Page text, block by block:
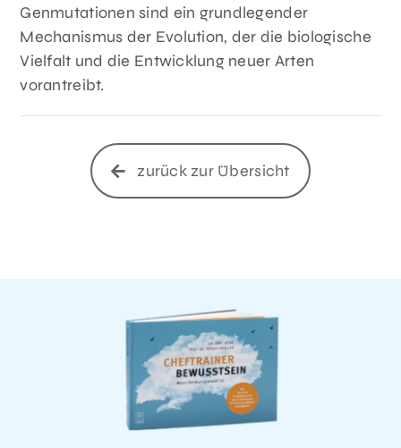
Genmutationen sind ein grundlegender
Mechanismus der Evolution, der die biologische
Vielfalt und die Entwicklung neuer Arten
vorantreibt.
zurück zur Übersicht